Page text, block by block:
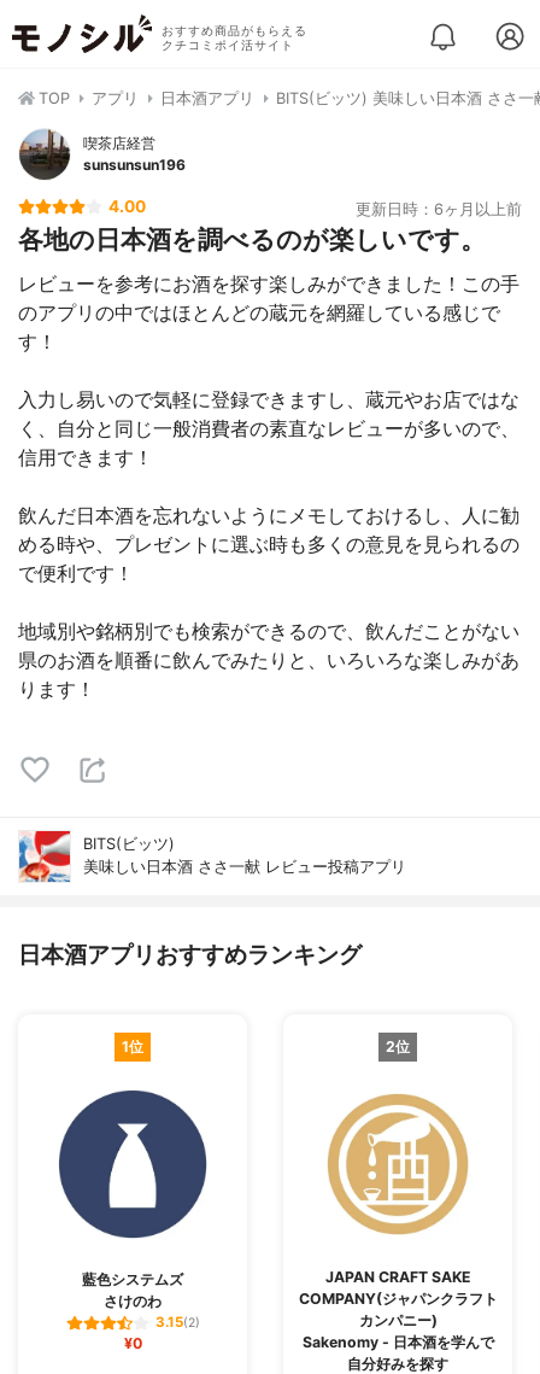
おすすめ商品がもらえる
クチコミポイ活サイト
TOP アプリ 日本酒アプリ BITS(ビッツ) 美味しい日本酒 ささ
喫茶店経営
sunsunsun196
4.00 更新日時：6ヶ月以上前
各地の日本酒を調べるのが楽しいです。
レビューを参考にお酒を探す楽しみができました！この手
のアプリの中ではほとんどの蔵元を網羅している感じで
す！
入力し易いので気軽に登録できますし、蔵元やお店ではな
く、自分と同じ一般消費者の素直なレビューが多いので、
信用できます！
飲んだ日本酒を忘れないようにメモしておけるし、人に勧
める時や、プレゼントに選ぶ時も多くの意見を見られるの
で便利です！
地域別や銘柄別でも検索ができるので、飲んだことがない
県のお酒を順番に飲んでみたりと、いろいろな楽しみがあ
ります！
BITS(ビッツ)
美味しい日本酒 ささ一献 レビュー投稿アプリ
日本酒アプリおすすめランキング
1位
藍色システムズ
さけのわ
3.15(2)
¥0
2位
JAPAN CRAFT SAKE
COMPANY(ジャパンクラフト
カンパニー)
Sakenomy - 日本酒を学んで
自分好みを探す